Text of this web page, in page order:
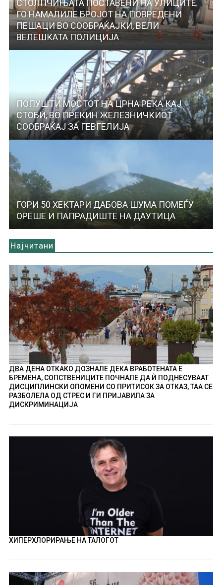
СТОЛПЧИЊАТА ПОСТАВЕНИ НА УЛИЦИТЕ
ГО НАМАЛИЛЕ БРОЈОТ НА ПОВРЕДЕНИ
ПЕШАЦИ ВО СООБРАЌАЈКИ, ВЕЛИ
ВЕЛЕШКАТА ПОЛИЦИЈА
ПОПУШТИ МОСТОТ НА ЦРНА РЕКА КАЈ
СТОБИ, ВО ПРЕКИН ЖЕЛЕЗНИЧКИОТ
СООБРАЌАЈ ЗА ГЕВГЕЛИЈА
ГОРИ 50 ХЕКТАРИ ДАБОВА ШУМА ПОМЕЃУ
ОРЕШЕ И ПАПРАДИШТЕ НА ДАУТИЦА
Најчитани
ДВА ДЕНА ОТКАКО ДОЗНАЛЕ ДЕКА ВРАБОТЕНАТА Е
БРЕМЕНА, СОПСТВЕНИЦИТЕ ПОЧНАЛЕ ДА Ѝ ПОДНЕСУВААТ
ДИСЦИПЛИНСКИ ОПОМЕНИ СО ПРИТИСОК ЗА ОТКАЗ, ТАА СЕ
РАЗБОЛЕЛА ОД СТРЕС И ГИ ПРИЈАВИЛА ЗА
ДИСКРИМИНАЦИЈА
ХИПЕРХЛОРИРАЊЕ НА ТАЛОГОТ